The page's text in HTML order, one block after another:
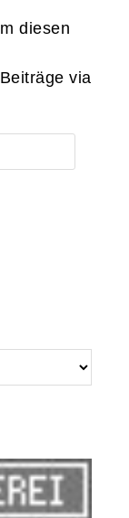
diesen
via